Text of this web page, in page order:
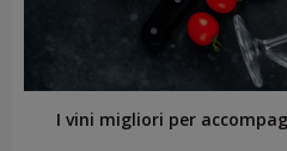
I vini migliori per